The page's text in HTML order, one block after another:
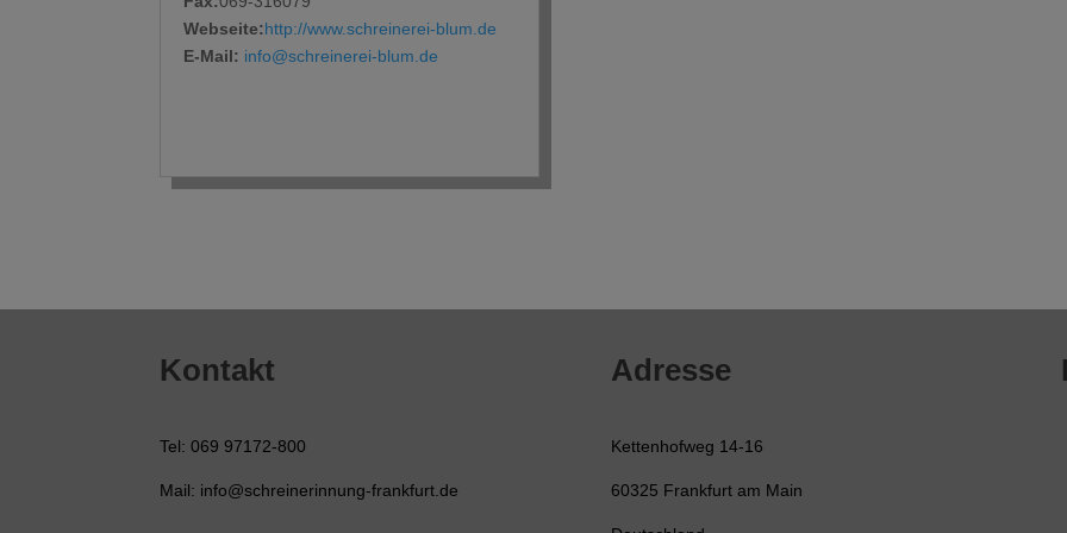
Webseite:http://www.schreinerei-blum.de
E-Mail: info@schreinerei-blum.de
Kontakt
Tel: 069 97172-800
Mail: info@schreinerinnung-frankfurt.de
Adresse
Kettenhofweg 14-16
60325 Frankfurt am Main